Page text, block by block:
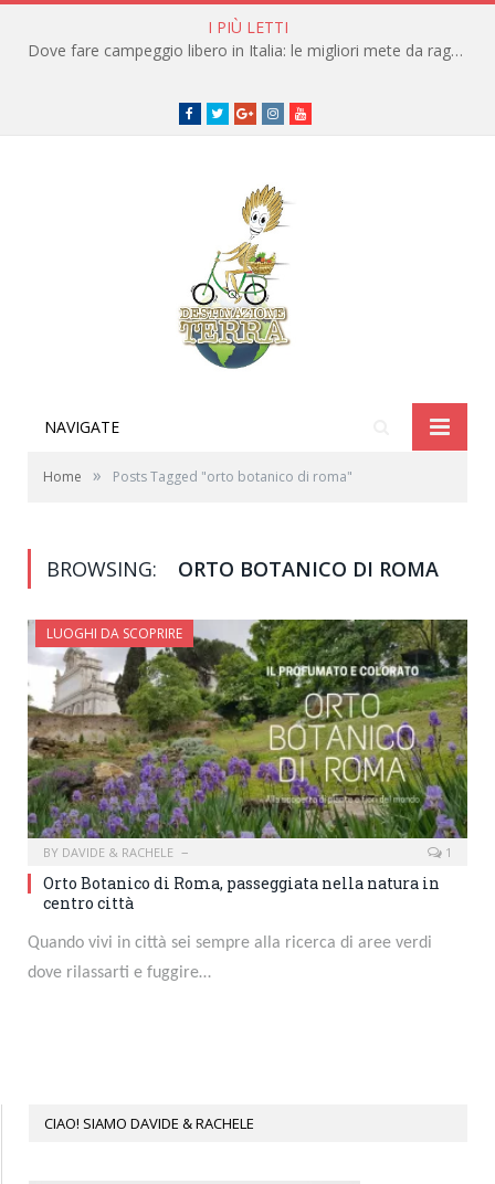
I PIÙ LETTI
Dove fare campeggio libero in Italia: le migliori mete da raggiungere in traghetto
Facebook
TwitterGoogle+instagramyoutube
NAVIGATE
Home » Posts Tagged "orto botanico di roma"
BROWSING: ORTO BOTANICO DI ROMA
LUOGHI DA SCOPRIRE
BY DAVIDE & RACHELE 1
Orto Botanico di Roma, passeggiata nella natura in
centro città
Quando vivi in città sei sempre alla ricerca di aree verdi
dove rilassarti e fuggire…
CIAO! SIAMO DAVIDE & RACHELE